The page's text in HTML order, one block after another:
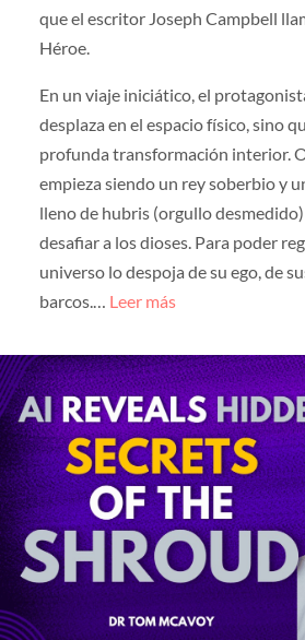
que el escritor Joseph Campbell
Héroe.
En un viaje iniciático, el
desplaza en el espacio físico, sino
profunda transformación interior.
empieza siendo un rey soberbio y
lleno de hubris (orgullo desmedido)
desafiar a los dioses. Para poder
universo lo despoja de su ego, de
barcos.… Leer más